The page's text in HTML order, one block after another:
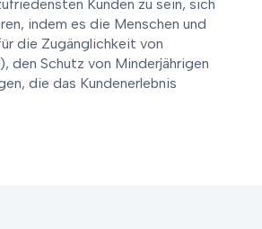
Kunden zu sein, sich
indem es die Menschen und
die Zugänglichkeit von
den Schutz von Minderjährigen
die das Kundenerlebnis